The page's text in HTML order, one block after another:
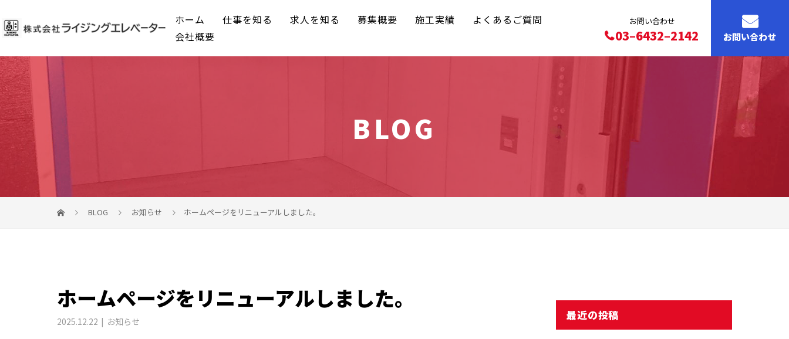
ホーム 仕事を知る 求人を知る 募集概要 施工実績
よくあるご質問
会社概要
お問い合わせ
03–6432–2142 お問い合わせ
BLOG
BLOG お知らせ ホームページをリニューアルしました。
ホームページをリニューアルしました。
2025.12.22 お知らせ 最近の投稿